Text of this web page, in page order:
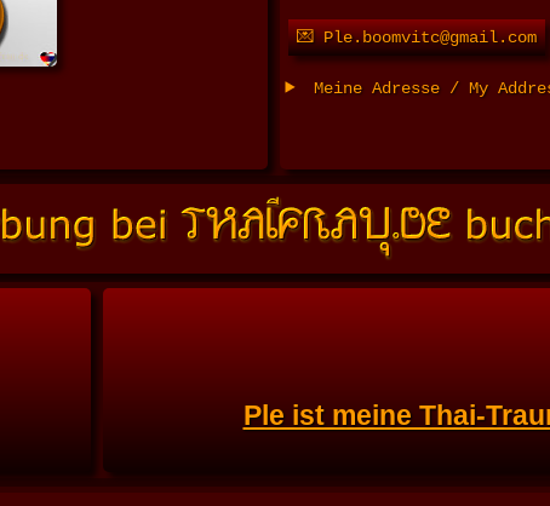
💌 Ple.boomvitc@gmail.com
Meine Adresse / My
Ple ist meine Thai-